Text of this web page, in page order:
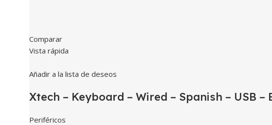
Comparar
Vista rápida
Añadir a la lista de deseos
Xtech – Keyboard – Wired – Spanish – USB –
Periféricos